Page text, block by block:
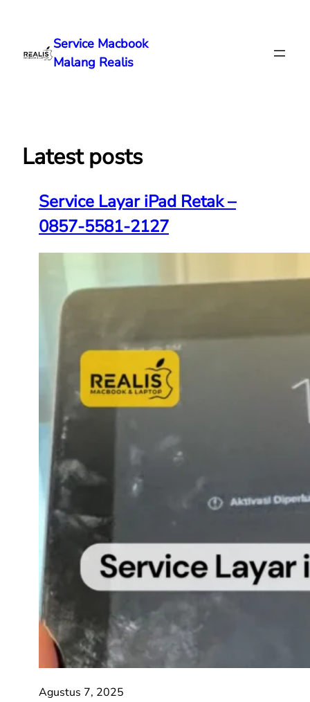
Service Macbook
Malang Realis
Latest posts
Service Layar iPad Retak –
0857-5581-2127
Agustus 7, 2025